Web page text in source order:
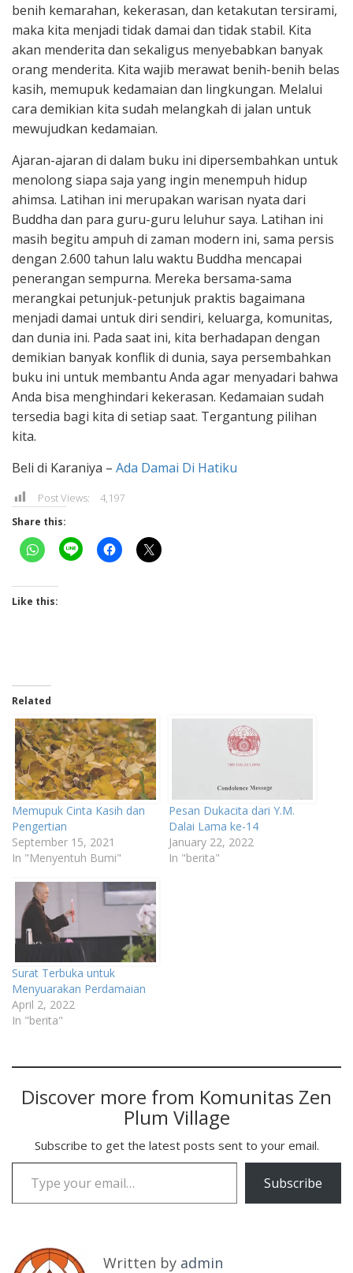
benih kemarahan, kekerasan, dan ketakutan tersirami,
maka kita menjadi tidak damai dan tidak stabil. Kita
akan menderita dan sekaligus menyebabkan banyak
orang menderita. Kita wajib merawat benih-benih belas
kasih, memupuk kedamaian dan lingkungan. Melalui
cara demikian kita sudah melangkah di jalan untuk
mewujudkan kedamaian.
Ajaran-ajaran di dalam buku ini dipersembahkan untuk
menolong siapa saja yang ingin menempuh hidup
ahimsa. Latihan ini merupakan warisan nyata dari
Buddha dan para guru-guru leluhur saya. Latihan ini
masih begitu ampuh di zaman modern ini, sama persis
dengan 2.600 tahun lalu waktu Buddha mencapai
penerangan sempurna. Mereka bersama-sama
merangkai petunjuk-petunjuk praktis bagaimana
menjadi damai untuk diri sendiri, keluarga, komunitas,
dan dunia ini. Pada saat ini, kita berhadapan dengan
demikian banyak konflik di dunia, saya persembahkan
buku ini untuk membantu Anda agar menyadari bahwa
Anda bisa menghindari kekerasan. Kedamaian sudah
tersedia bagi kita di setiap saat. Tergantung pilihan
kita.
Beli di Karaniya – Ada Damai Di Hatiku
Post Views: 4,197
Share this:
Like this:
Related
Memupuk Cinta Kasih dan
Pengertian
September 15, 2021
In "Menyentuh Bumi"
Pesan Dukacita dari Y.M.
Dalai Lama ke-14
January 22, 2022
In "berita"
Surat Terbuka untuk
Menyuarakan Perdamaian
April 2, 2022
In "berita"
Discover more from Komunitas Zen
Plum Village
Subscribe to get the latest posts sent to your email.
Type your email…
Subscribe
Written by admin